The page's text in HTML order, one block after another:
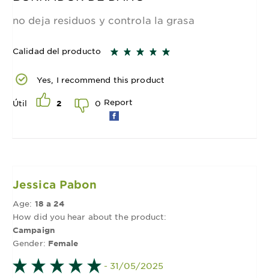
no deja residuos y controla la grasa
Calidad del producto
Yes, I recommend this product
Útil 2 0 Report
Jessica Pabon
Age: 18 a 24
How did you hear about the product:
Campaign
Gender: Female
- 31/05/2025